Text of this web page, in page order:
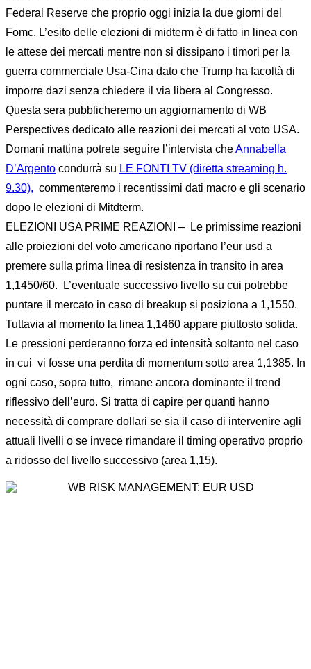
Federal Reserve che proprio oggi inizia la due giorni del
Fomc. L’esito delle elezioni di midterm è di fatto in linea con
le attese dei mercati mentre non si dissipano i timori per la
guerra commerciale Usa-Cina dato che Trump ha facoltà di
imporre dazi senza chiedere il via libera al Congresso.
Questa sera pubblicheremo un aggiornamento di WB
Perspectives dedicato alle reazioni dei mercati al voto USA.
Domani mattina potrete seguire l’intervista cheAnnabella
D’Argento condurrà su LE FONTI TV (diretta streaming h.
9.30), commenteremo i recentissimi dati macro e gli scenario
dopo le elezioni di Mitdterm.
ELEZIONI USA PRIME REAZIONI – Le primissime reazioni
alle proiezioni del voto americano riportano l’eur usd a
premere sulla prima linea di resistenza in transito in area
1,1450/60. L’eventuale successivo livello su cui potrebbe
puntare il mercato in caso di breakup si posiziona a 1,1550.
Tuttavia al momento la linea 1,1460 appare piuttosto solida.
Le pressioni perderanno forza ed intensità soltanto nel caso
in cui vi fosse una perdita di momentum sotto area 1,1385. In
ogni caso, sopra tutto, rimane ancora dominante il trend
riflessivo dell’euro. Si tratta di capire per quanti hanno
necessità di comprare dollari se sia il caso di intervenire agli
attuali livelli o se invece rimandare il timing operativo proprio
a ridosso del livello successivo (area 1,15).